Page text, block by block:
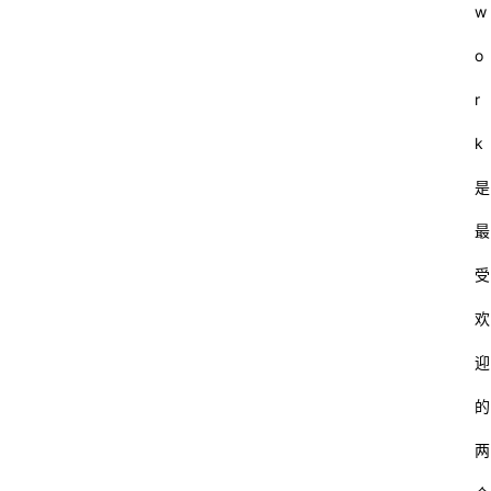
w
o
r
k
是
最
受
欢
迎
的
两